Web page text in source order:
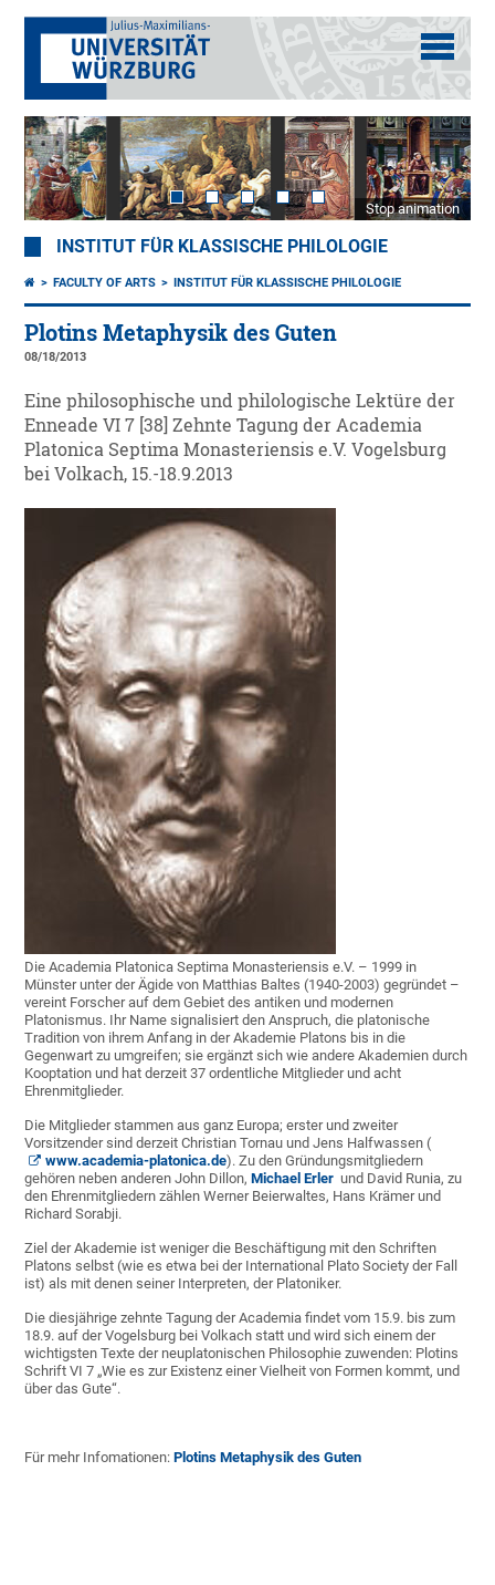
Stop animation
INSTITUT FÜR KLASSISCHE PHILOLOGIE
FACULTY OF ARTS INSTITUT FÜR KLASSISCHE PHILOLOGIE
Plotins Metaphysik des Guten
08/18/2013
Eine philosophische und philologische Lektüre der
Enneade VI 7 [38] Zehnte Tagung der Academia
Platonica Septima Monasteriensis e.V. Vogelsburg
bei Volkach, 15.-18.9.2013
Die Academia Platonica Septima Monasteriensis e.V. – 1999 in
Münster unter der Ägide von Matthias Baltes (1940-2003) gegründet –
vereint Forscher auf dem Gebiet des antiken und modernen
Platonismus. Ihr Name signalisiert den Anspruch, die platonische
Tradition von ihrem Anfang in der Akademie Platons bis in die
Gegenwart zu umgreifen; sie ergänzt sich wie andere Akademien durch
Kooptation und hat derzeit 37 ordentliche Mitglieder und acht
Ehrenmitglieder.
Die Mitglieder stammen aus ganz Europa; erster und zweiter
Vorsitzender sind derzeit Christian Tornau und Jens Halfwassen (
www.academia-platonica.de). Zu den Gründungsmitgliedern
gehören neben anderen John Dillon,Michael Erler und David Runia, zu
den Ehrenmitgliedern zählen Werner Beierwaltes, Hans Krämer und
Richard Sorabji.
Ziel der Akademie ist weniger die Beschäftigung mit den Schriften
Platons selbst (wie es etwa bei der International Plato Society der Fall
ist) als mit denen seiner Interpreten, der Platoniker.
Die diesjährige zehnte Tagung der Academia findet vom 15.9. bis zum
18.9. auf der Vogelsburg bei Volkach statt und wird sich einem der
wichtigsten Texte der neuplatonischen Philosophie zuwenden: Plotins
Schrift VI 7 „Wie es zur Existenz einer Vielheit von Formen kommt, und
über das Gute“.
Für mehr Infomationen:Plotins Metaphysik des Guten